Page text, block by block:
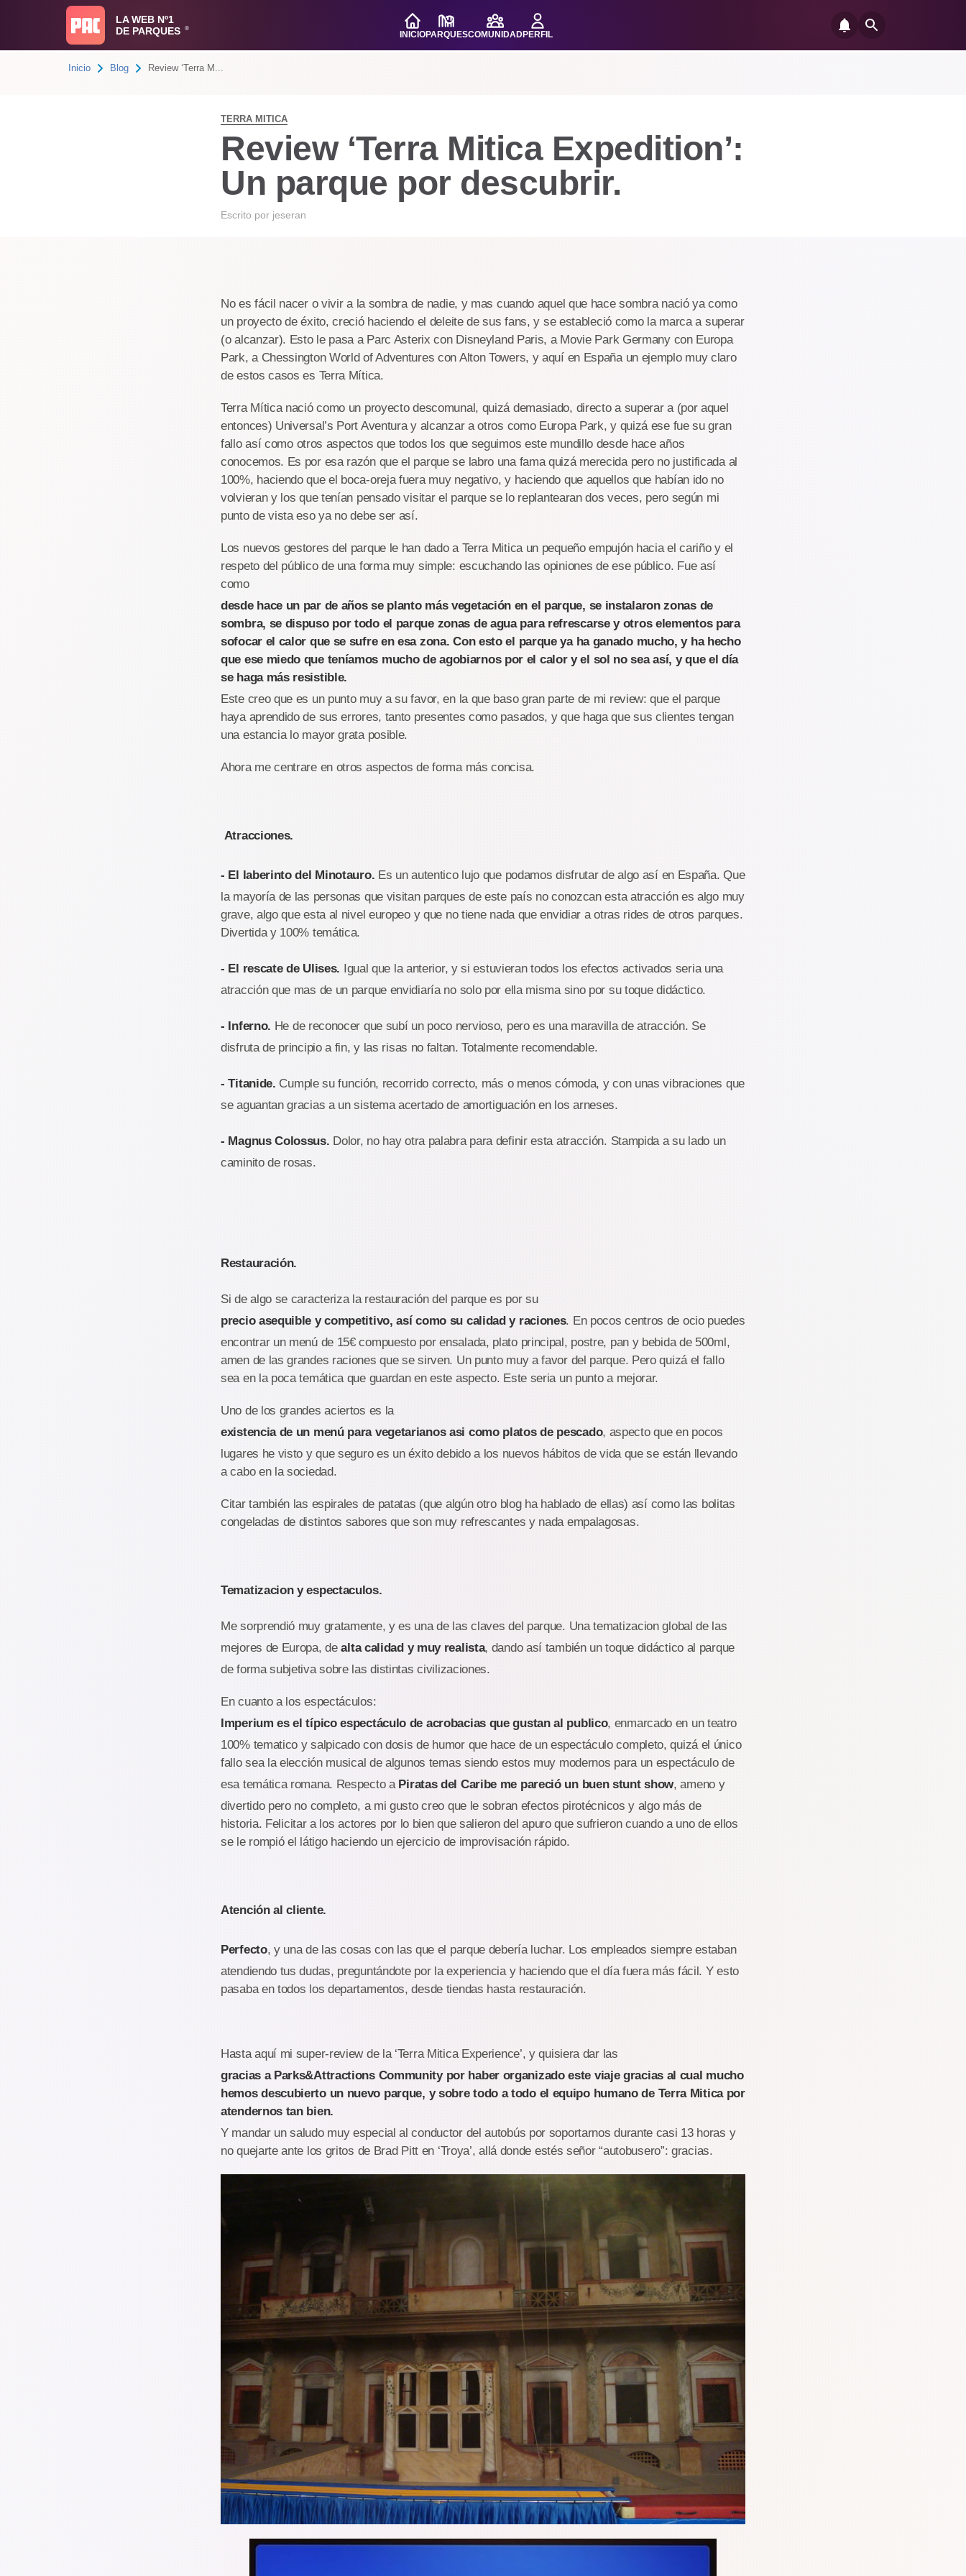
LA WEB Nº1
DE PARQUES
®
INICIOPARQUESCOMUNIDADPERFIL
Inicio Blog Review ‘Terra M...
TERRA MITICA
Review ‘Terra Mitica Expedition’:
Un parque por descubrir.
Escrito por jeseran
No es fácil nacer o vivir a la sombra de nadie, y mas cuando aquel que hace sombra nació ya como
un proyecto de éxito, creció haciendo el deleite de sus fans, y se estableció como la marca a superar
(o alcanzar). Esto le pasa a Parc Asterix con Disneyland Paris, a Movie Park Germany con Europa
Park, a Chessington World of Adventures con Alton Towers, y aquí en España un ejemplo muy claro
de estos casos es Terra Mítica.
Terra Mítica nació como un proyecto descomunal, quizá demasiado, directo a superar a (por aquel
entonces) Universal’s Port Aventura y alcanzar a otros como Europa Park, y quizá ese fue su gran
fallo así como otros aspectos que todos los que seguimos este mundillo desde hace años
conocemos. Es por esa razón que el parque se labro una fama quizá merecida pero no justificada al
100%, haciendo que el boca-oreja fuera muy negativo, y haciendo que aquellos que habían ido no
volvieran y los que tenían pensado visitar el parque se lo replantearan dos veces, pero según mi
punto de vista eso ya no debe ser así.
Los nuevos gestores del parque le han dado a Terra Mitica un pequeño empujón hacia el cariño y el
respeto del público de una forma muy simple: escuchando las opiniones de ese público. Fue así
como
desde hace un par de años se planto más vegetación en el parque, se instalaron zonas de
sombra, se dispuso por todo el parque zonas de agua para refrescarse y otros elementos para
sofocar el calor que se sufre en esa zona. Con esto el parque ya ha ganado mucho, y ha hecho
que ese miedo que teníamos mucho de agobiarnos por el calor y el sol no sea así, y que el día
se haga más resistible.
Este creo que es un punto muy a su favor, en la que baso gran parte de mi review: que el parque
haya aprendido de sus errores, tanto presentes como pasados, y que haga que sus clientes tengan
una estancia lo mayor grata posible.
Ahora me centrare en otros aspectos de forma más concisa.
Atracciones.
- El laberinto del Minotauro. Es un autentico lujo que podamos disfrutar de algo así en España. Que
la mayoría de las personas que visitan parques de este país no conozcan esta atracción es algo muy
grave, algo que esta al nivel europeo y que no tiene nada que envidiar a otras rides de otros parques.
Divertida y 100% temática.
- El rescate de Ulises. Igual que la anterior, y si estuvieran todos los efectos activados seria una
atracción que mas de un parque envidiaría no solo por ella misma sino por su toque didáctico.
- Inferno. He de reconocer que subí un poco nervioso, pero es una maravilla de atracción. Se
disfruta de principio a fin, y las risas no faltan. Totalmente recomendable.
- Titanide. Cumple su función, recorrido correcto, más o menos cómoda, y con unas vibraciones que
se aguantan gracias a un sistema acertado de amortiguación en los arneses.
- Magnus Colossus. Dolor, no hay otra palabra para definir esta atracción. Stampida a su lado un
caminito de rosas.
Restauración.
Si de algo se caracteriza la restauración del parque es por su
precio asequible y competitivo, así como su calidad y raciones. En pocos centros de ocio puedes
encontrar un menú de 15€ compuesto por ensalada, plato principal, postre, pan y bebida de 500ml,
amen de las grandes raciones que se sirven. Un punto muy a favor del parque. Pero quizá el fallo
sea en la poca temática que guardan en este aspecto. Este seria un punto a mejorar.
Uno de los grandes aciertos es la
existencia de un menú para vegetarianos asi como platos de pescado, aspecto que en pocos
lugares he visto y que seguro es un éxito debido a los nuevos hábitos de vida que se están llevando
a cabo en la sociedad.
Citar también las espirales de patatas (que algún otro blog ha hablado de ellas) así como las bolitas
congeladas de distintos sabores que son muy refrescantes y nada empalagosas.
Tematizacion y espectaculos.
Me sorprendió muy gratamente, y es una de las claves del parque. Una tematizacion global de las
mejores de Europa, dealta calidad y muy realista, dando así también un toque didáctico al parque
de forma subjetiva sobre las distintas civilizaciones.
En cuanto a los espectáculos:
Imperium es el típico espectáculo de acrobacias que gustan al publico, enmarcado en un teatro
100% tematico y salpicado con dosis de humor que hace de un espectáculo completo, quizá el único
fallo sea la elección musical de algunos temas siendo estos muy modernos para un espectáculo de
esa temática romana. Respecto a Piratas del Caribe me pareció un buen stunt show, ameno y
divertido pero no completo, a mi gusto creo que le sobran efectos pirotécnicos y algo más de
historia. Felicitar a los actores por lo bien que salieron del apuro que sufrieron cuando a uno de ellos
se le rompió el látigo haciendo un ejercicio de improvisación rápido.
Atención al cliente.
Perfecto, y una de las cosas con las que el parque debería luchar. Los empleados siempre estaban
atendiendo tus dudas, preguntándote por la experiencia y haciendo que el día fuera más fácil. Y esto
pasaba en todos los departamentos, desde tiendas hasta restauración.
Hasta aquí mi super-review de la ‘Terra Mitica Experience’, y quisiera dar las
gracias a Parks&Attractions Community por haber organizado este viaje gracias al cual mucho
hemos descubierto un nuevo parque, y sobre todo a todo el equipo humano de Terra Mitica por
atendernos tan bien.
Y mandar un saludo muy especial al conductor del autobús por soportarnos durante casi 13 horas y
no quejarte ante los gritos de Brad Pitt en ‘Troya’, allá donde estés señor “autobusero”: gracias.